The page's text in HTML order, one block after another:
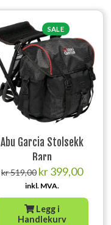
SALE
Abu Garcia Stolsekk
Barn
kr519,00 Opprinnelig
var:
kr 519,00.
kr399,00
kr
inkl. MVA.
Legg i
Handlekurv